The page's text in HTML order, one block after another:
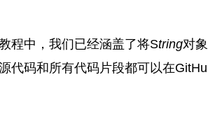
程中，我们已经涵盖了将String对
代码和所有代码片段都可以在